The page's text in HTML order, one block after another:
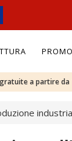
a partire da